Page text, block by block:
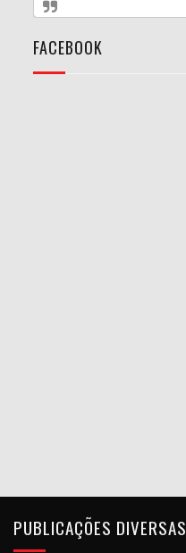
FACEBOOK
PUBLICAÇÕES DIVERSAS